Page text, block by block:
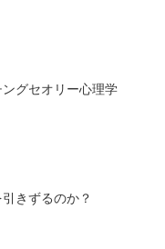
グセオリー心理学
きずるのか？